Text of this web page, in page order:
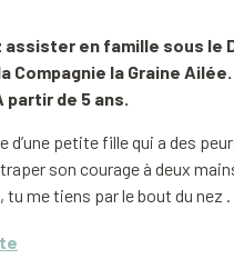
assister en famille sous le
Compagnie la Graine
partir de 5 ans.
d’une petite fille qui a des
son courage à deux
tu me tiens par le bout du nez